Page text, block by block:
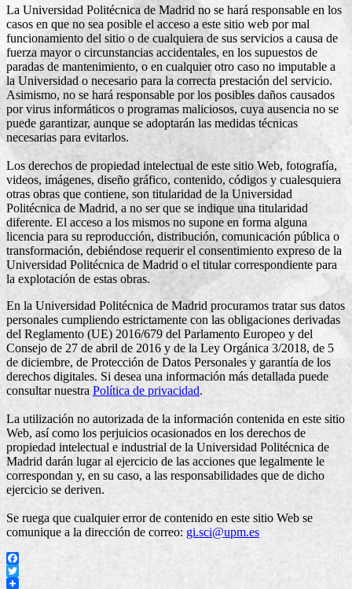
La Universidad Politécnica de Madrid no se hará responsable en los
casos en que no sea posible el acceso a este sitio web por mal
funcionamiento del sitio o de cualquiera de sus servicios a causa de
fuerza mayor o circunstancias accidentales, en los supuestos de
paradas de mantenimiento, o en cualquier otro caso no imputable a
la Universidad o necesario para la correcta prestación del servicio.
Asimismo, no se hará responsable por los posibles daños causados
por virus informáticos o programas maliciosos, cuya ausencia no se
puede garantizar, aunque se adoptarán las medidas técnicas
necesarias para evitarlos.
Los derechos de propiedad intelectual de este sitio Web, fotografía,
videos, imágenes, diseño gráfico, contenido, códigos y cualesquiera
otras obras que contiene, son titularidad de la Universidad
Politécnica de Madrid, a no ser que se indique una titularidad
diferente. El acceso a los mismos no supone en forma alguna
licencia para su reproducción, distribución, comunicación pública o
transformación, debiéndose requerir el consentimiento expreso de la
Universidad Politécnica de Madrid o el titular correspondiente para
la explotación de estas obras.
En la Universidad Politécnica de Madrid procuramos tratar sus datos
personales cumpliendo estrictamente con las obligaciones derivadas
del Reglamento (UE) 2016/679 del Parlamento Europeo y del
Consejo de 27 de abril de 2016 y de la Ley Orgánica 3/2018, de 5
de diciembre, de Protección de Datos Personales y garantía de los
derechos digitales. Si desea una información más detallada puede
consultar nuestra Política de privacidad.
La utilización no autorizada de la información contenida en este sitio
Web, así como los perjuicios ocasionados en los derechos de
propiedad intelectual e industrial de la Universidad Politécnica de
Madrid darán lugar al ejercicio de las acciones que legalmente le
correspondan y, en su caso, a las responsabilidades que de dicho
ejercicio se deriven.
Se ruega que cualquier error de contenido en este sitio Web se
comunique a la dirección de correo: gi.sci@upm.es
Facebook
Twitter